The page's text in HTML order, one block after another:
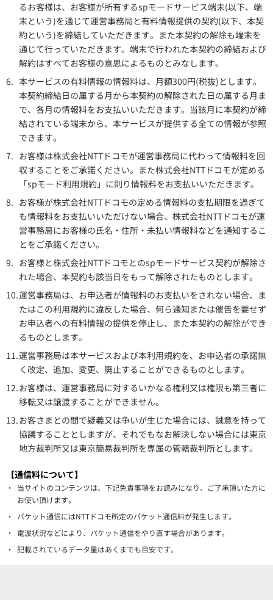
るお客様は、お客様が所有するspモードサービス端末(以下、端
末という)を通じて運営事務局と有料情報提供の契約(以下、本契
約という)を締結していただきます。また本契約の解除も端末を
通じて行っていただきます。端末で行われた本契約の締結および
解約はすべてお客様の意思によるものとみなします。
6. 本サービスの有料情報の情報料は、月額300円(税抜)とします。
本契約締結日の属する月から本契約の解除された日の属する月ま
で、各月の情報料をお支払いいただきます。当該月に本契約が締
結されている端末から、本サービスが提供する全ての情報が参照
できます。
7. お客様は株式会社NTTドコモが運営事務局に代わって情報料を回
収することをご承諾ください。また株式会社NTTドコモが定める
「spモード利用規約」に則り情報料をお支払いいただきます。
8. お客様が株式会社NTTドコモの定める情報料の支払期限を過ぎて
も情報料をお支払いいただけない場合、株式会社NTTドコモが運
営事務局にお客様の氏名・住所・未払い情報料などを通知するこ
とをご承諾ください。
9. お客様と株式会社NTTドコモとのspモードサービス契約が解除さ
れた場合、本契約も該当日をもって解除されたものとします。
10.運営事務局は、お申込者が情報料のお支払いをされない場合、ま
たはこの利用規約に違反した場合、何ら通知または催告を要せず
お申込者への有料情報の提供を停止し、また本契約の解除ができ
るものとします。
11.運営事務局は本サービスおよび本利用規約を、お申込者の承諾無
く改定、追加、変更、廃止することができるものとします。
12.お客様は、運営事務局に対するいかなる権利又は権限も第三者に
移転又は譲渡することができません。
13.お客さまとの間で疑義又は争いが生じた場合には、誠意を持って
協議することとしますが、それでもなお解決しない場合には東京
地方裁判所又は東京簡易裁判所を専属の管轄裁判所とします。
【通信料について】
・
当サイトのコンテンツは、下記免責事項をお読みになり、ご了承頂いた方に
お使い頂けます。
・
パケット通信にはNTTドコモ所定のパケット通信料が発生します。
・
電波状況などにより、パケット通信をやり直す場合があります。
・ 記載されているデータ量はあくまでも目安です。